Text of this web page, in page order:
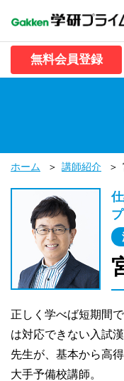
無料会員登録
ホーム 講師紹介
プ
正しく学べば短期間
は対応できない入試
先生が、基本から高
大手予備校講師。